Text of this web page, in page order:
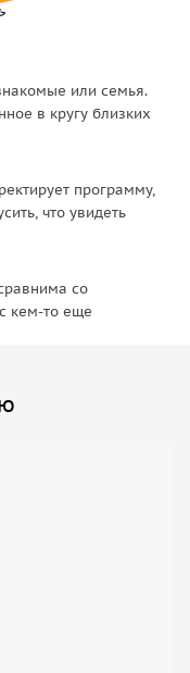
или семья.
в кругу близких
программу,
что увидеть
со
кем-то еще